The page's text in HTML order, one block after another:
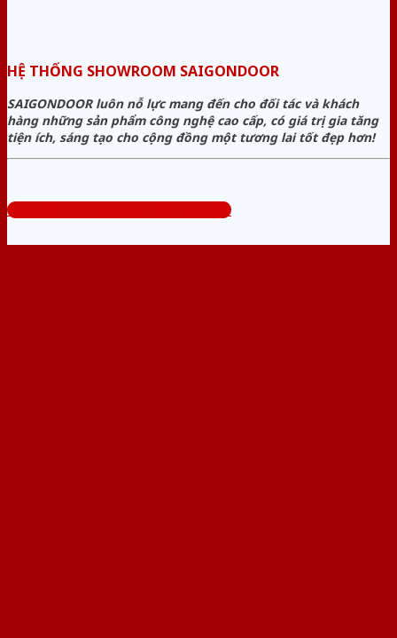
HỆ THỐNG SHOWROOM SAIGONDOOR
SAIGONDOOR luôn nỗ lực mang đến cho đối tác và khách
hàng những sản phẩm công nghệ cao cấp, có giá trị gia tăng
tiện ích, sáng tạo cho cộng đồng một tương lai tốt đẹp hơn!
Tổng đài tư vấn miễn phí: 0824.400.400